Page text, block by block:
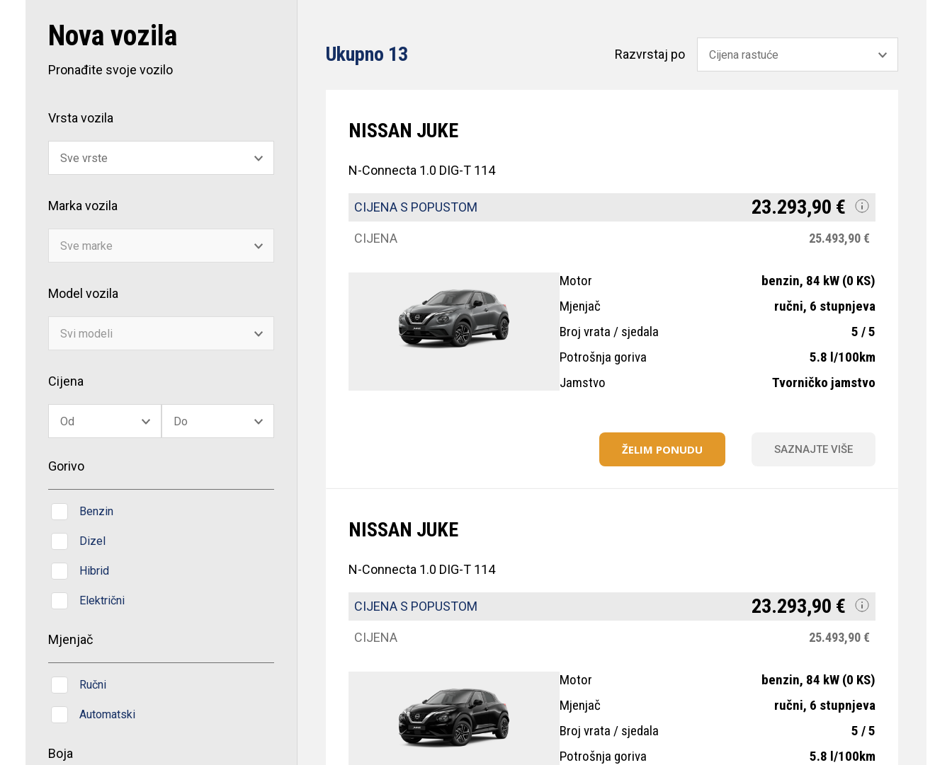
Nova vozila
Pronađite svoje vozilo
Vrsta vozila
Marka vozila
Model vozila
Cijena
Gorivo
Benzin
Dizel
Hibrid
Električni
Mjenjač
Ručni
Automatski
Boja
Ukupno 13 Razvrstaj po
NISSAN JUKE
N-Connecta 1.0 DIG-T 114
CIJENA S POPUSTOM 23.293,90 €
CIJENA 25.493,90 €
Motor
benzin, 84 kW (0 KS)
Mjenjač
ručni, 6 stupnjeva
Broj vrata / sjedala
5 / 5
Potrošnja goriva
5.8 l/100km
Jamstvo
Tvorničko jamstvo
ŽELIM PONUDU SAZNAJTE VIŠE
NISSAN JUKE
N-Connecta 1.0 DIG-T 114
CIJENA S POPUSTOM 23.293,90 €
CIJENA 25.493,90 €
Motor
benzin, 84 kW (0 KS)
Mjenjač
ručni, 6 stupnjeva
Broj vrata / sjedala
5 / 5
Potrošnja goriva
5.8 l/100km